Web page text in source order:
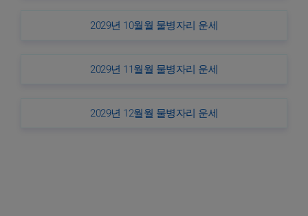
2029년 10월월 물병자리 운세
2029년 11월월 물병자리 운세
2029년 12월월 물병자리 운세